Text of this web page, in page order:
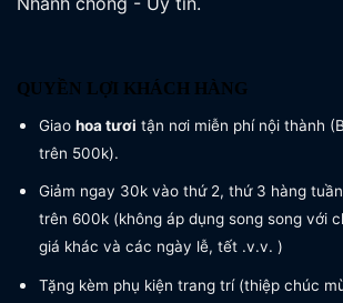
QUYỀN LỢI KHÁCH HÀNG
Giao hoa tươi tận nơi miễn phí nội thành
trên 500k).
Giảm ngay 30k vào thứ 2, thứ 3 hàng
trên 600k (không áp dụng song song với
giá khác và các ngày lễ, tết .v.v. )
Tặng kèm phụ kiện trang trí (thiệp chúc